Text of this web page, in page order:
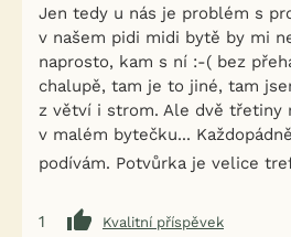
Jen tedy u nás je problém s
v našem pidi midi bytě by mi
naprosto, kam s ní :-( bez
chalupě, tam je to jiné, tam
z větví i strom. Ale dvě třetiny
v malém bytečku...
podívám. Potvůrka je velice
1
Kvalitní příspěvek